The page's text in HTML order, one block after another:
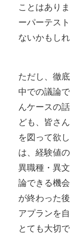
ことはあり
ーパーテス
ないかもし
ただし、徹
中での議論
んケースの
ども、皆さ
を図って欲
は、経験値
異職種・異
論できる機
が終わった
アプランを
とても大切